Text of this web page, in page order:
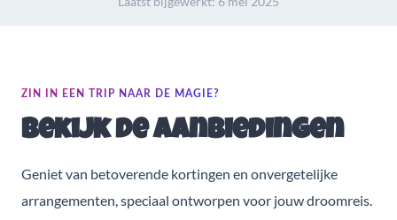
ZIN IN EEN TRIP NAAR DE MAGIE?
Bekijk de aanbiedingen
Geniet van betoverende kortingen en onvergetelijke
arrangementen, speciaal ontworpen voor jouw droomreis.